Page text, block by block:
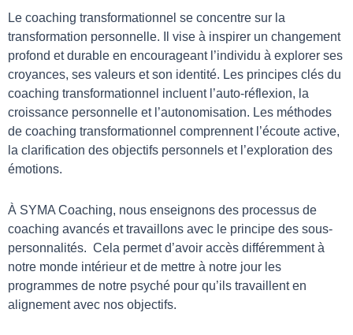
Le coaching transformationnel se concentre sur la
transformation personnelle. Il vise à inspirer un changement
profond et durable en encourageant l’individu à explorer ses
croyances, ses valeurs et son identité. Les principes clés du
coaching transformationnel incluent l’auto-réflexion, la
croissance personnelle et l’autonomisation. Les méthodes
de coaching transformationnel comprennent l’écoute active,
la clarification des objectifs personnels et l’exploration des
émotions.
À SYMA Coaching, nous enseignons des processus de
coaching avancés et travaillons avec le principe des sous-
personnalités. Cela permet d’avoir accès différemment à
notre monde intérieur et de mettre à notre jour les
programmes de notre psyché pour qu’ils travaillent en
alignement avec nos objectifs.